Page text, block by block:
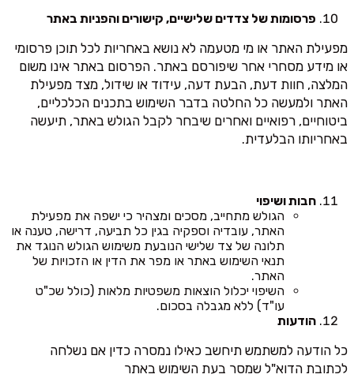
פרסומות של צדדים שלישיים, קישורים והפניות באתר
מפעילת האתר או מי מטעמה לא נושא באחריות לכל תוכן פרסומי
או מידע מסחרי אחר שיפורסם באתר. הפרסום באתר אינו משום
המלצה, חוות דעת, הבעת דעה, עידוד או שידול, מצד מפעילת
האתר ולמעשה כל החלטה בדבר השימוש בתכנים הכלכליים,
ביטוחיים, רפואיים ואחרים שיבחר לקבל הגולש באתר, תיעשה
באחריותו הבלעדית.
חבות ושיפוי
הגולש מתחייב, מסכים ומצהיר כי ישפה את מפעילת
האתר, עובדיה וספקיה בגין כל תביעה, דרישה, טענה או
תלונה של צד שלישי הנובעת משימוש הגולש הנוגד את
תנאי השימוש באתר או מפר את הדין או הזכויות של
האתר.
השיפוי יכלול הוצאות משפטיות מלאות (כולל שכ"ט
עו"ד) ללא מגבלה בסכום.
הודעות
כל הודעה למשתמש תיחשב כאילו נמסרה כדין אם נשלחה
לכתובת הדוא"ל שמסר בעת השימוש באתר